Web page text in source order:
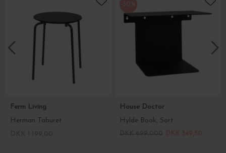
Ferm Living
Herman Taburet
-50%
House Doctor
Hylde Book, Sort